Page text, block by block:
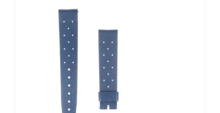
IN DEN WARENKORB
DETAILS